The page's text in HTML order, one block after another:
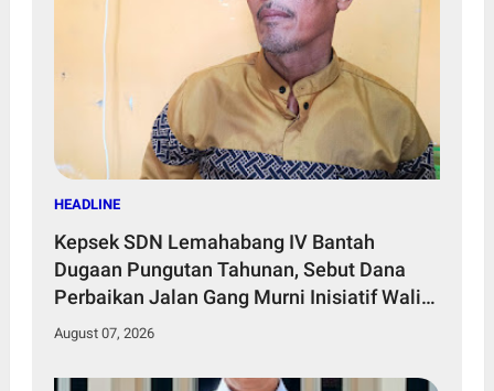
HEADLINE
Kepsek SDN Lemahabang IV Bantah
Dugaan Pungutan Tahunan, Sebut Dana
Perbaikan Jalan Gang Murni Inisiatif Wali
Murid
August 07, 2026